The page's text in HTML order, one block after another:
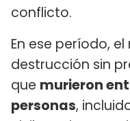
conflicto.
En ese período,
destrucción sin
que murieron
personas,